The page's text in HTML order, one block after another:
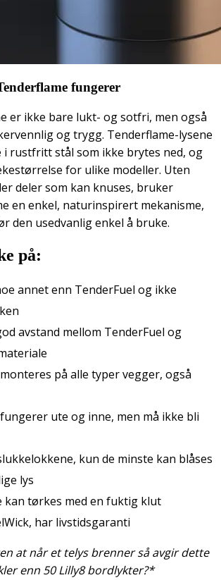
fungerer
er ikke bare lukt- og sotfri, men også
og trygg. Tenderflame-lysene
i rustfritt stål som ikke brytes ned, og
for ulike modeller. Uten
deler som kan knuses, bruker
en enkel, naturinspirert mekanisme,
den usedvanlig enkel å bruke.
på:
annet enn TenderFuel og ikke
avstand mellom TenderFuel og
på alle typer vegger, også
ute og inne, men må ikke bli
kun de minste kan blåses
lys
kan tørkes med en fuktig klut
har livstidsgaranti
at når et telys brenner så avgir dette
enn 50 Lilly8 bordlykter?*